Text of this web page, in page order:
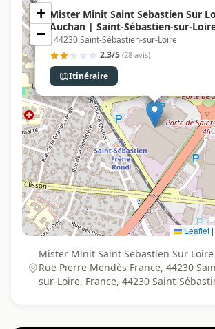
Mister Minit Saint Sebastien Sur
Auchan | Saint-Sébastien-sur-
, 44230 Saint-Sébastien-sur-Loire
2.3/5 (28 avis)
Itinéraire
+
−
Leaflet |
Mister Minit Saint Sebastien Sur
Rue Pierre Mendès France, 44230
sur-Loire, France, 44230 Saint-